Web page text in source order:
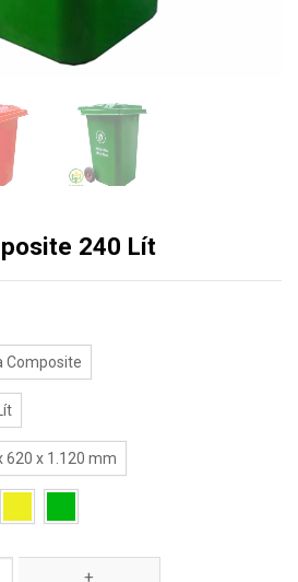
240 Lít
Composite
620 x 1.120 mm
Lít số lượng